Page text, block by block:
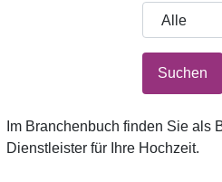
Suchen
Im Branchenbuch finden Sie als
Dienstleister für Ihre Hochzeit.